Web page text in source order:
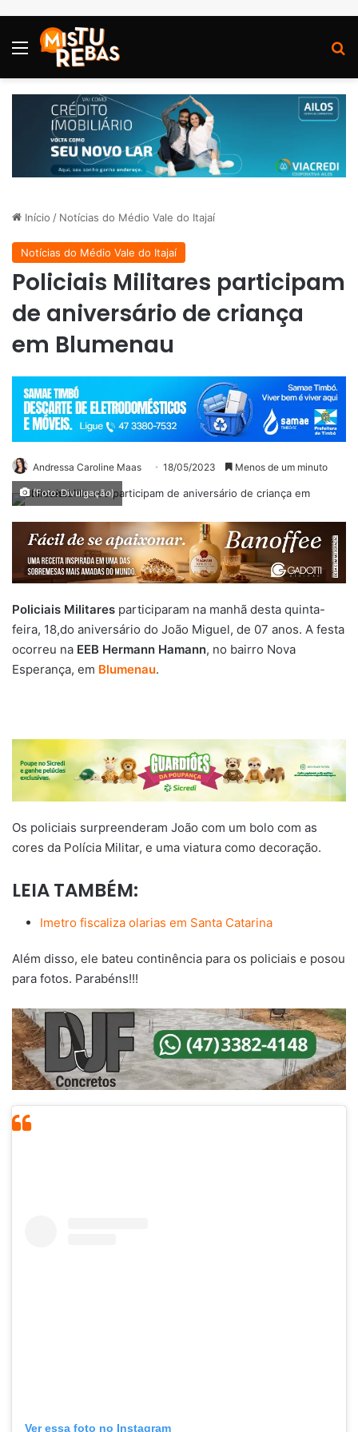
Menu
Início / Notícias do Médio Vale do Itajaí
Notícias do Médio Vale do Itajaí
Policiais Militares participam
de aniversário de criança
em Blumenau
Andressa Caroline Maas 18/05/2023 Menos de um minuto
(Foto: Divulgação)
Policiais Militares participaram na manhã desta quinta-
feira, 18,do aniversário do João Miguel, de 07 anos. A festa
ocorreu na EEB Hermann Hamann, no bairro Nova
Esperança, em Blumenau.
Os policiais surpreenderam João com um bolo com as
cores da Polícia Militar, e uma viatura como decoração.
LEIA TAMBÉM:
Imetro fiscaliza olarias em Santa Catarina
Além disso, ele bateu continência para os policiais e posou
para fotos. Parabéns!!!
Ver essa foto no Instagram